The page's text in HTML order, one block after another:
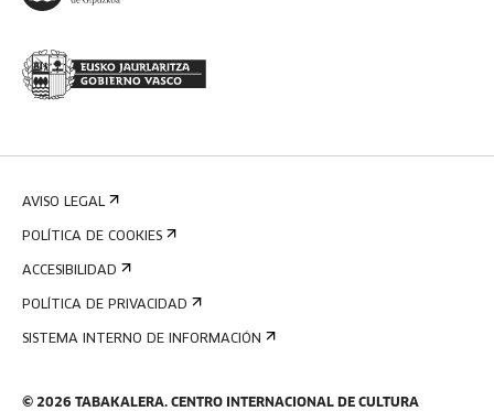
© 2026 TABAKALERA. CENTRO INTERNACIONAL DE CULTURA
AVISO LEGAL
POLÍTICA DE COOKIES
ACCESIBILIDAD
POLÍTICA DE PRIVACIDAD
SISTEMA INTERNO DE INFORMACIÓN